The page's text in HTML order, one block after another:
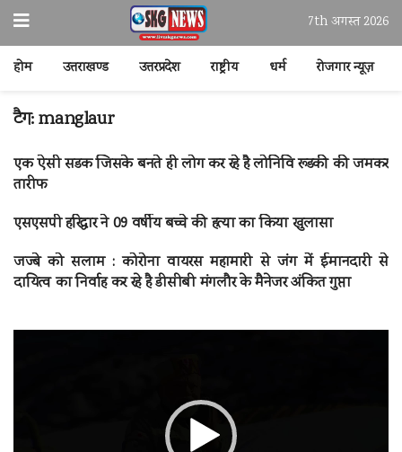
7th अगस्त 2026
होम उत्तराखण्ड उत्तरप्रदेश राष्ट्रीय धर्म रोजगार न्यूज़
टैग:manglaur
एक ऐसी सडक जिसके बनते ही लोग कर रहे है लोनिवि रूडकी की जमकर
तारीफ
एसएसपी हरिद्वार ने 09 वर्षीय बच्चे की हत्या का किया खुलासा
जज्बे को सलाम : कोरोना वायरस महामारी से जंग में ईमानदारी से
दायित्व का निर्वाह कर रहे है डीसीबी मंगलौर के मैनेजर अंकित गुप्ता